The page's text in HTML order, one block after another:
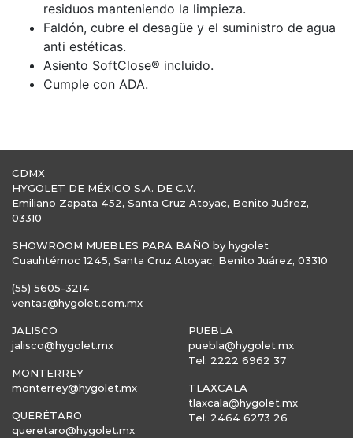
residuos manteniendo la limpieza.
Faldón, cubre el desagüe y el suministro de agua
anti estéticas.
Asiento SoftClose® incluido.
Cumple con ADA.
CDMX
HYGOLET DE MÉXICO S.A. DE C.V.
Emiliano Zapata 452, Santa Cruz Atoyac, Benito Juárez,
03310
SHOWROOM MUEBLES PARA BAÑO by hygolet
Cuauhtémoc 1245, Santa Cruz Atoyac, Benito Juárez, 03310
(55) 5605-3214
ventas@hygolet.com.mx
JALISCO
jalisco@hygolet.mx
MONTERREY
monterrey@hygolet.mx
QUERÉTARO
queretaro@hygolet.mx
PUEBLA
puebla@hygolet.mx
Tel: 2222 6962 37
TLAXCALA
tlaxcala@hygolet.mx
Tel: 2464 6273 26